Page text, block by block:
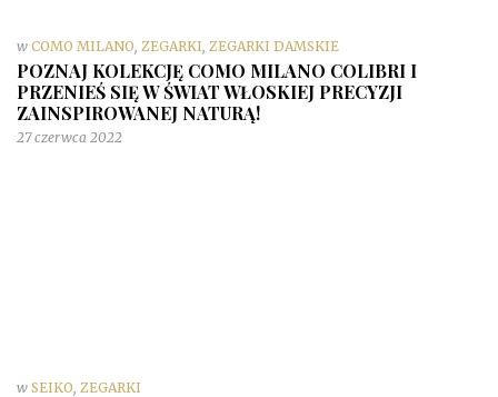
w COMO MILANO ZEGARKI ZEGARKI DAMSKIE
POZNAJ KOLEKCJĘ COMO MILANO COLIBRI I
PRZENIEŚ SIĘ W ŚWIAT WŁOSKIEJ PRECYZJI
ZAINSPIROWANEJ NATURĄ!
27 czerwca 2022
w SEIKO ZEGARKI